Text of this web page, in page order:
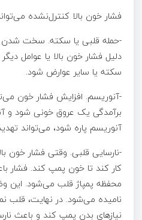
فشار خون بالا کنترل‌نشده
-حمله قلبی یا سکته. سخت
دلیل فشار خون بالا یا عوامل
سکته یا سایر عوارض شود.
-آنوریسم. افزایش فشار خون
برآمدگی یک عروق خونی شود و
آنوریسم پاره شود، می‌تواند
-نارسایی قلبی. وقتی فشار خون
کار کند تا خون پمپ کند. فشار
محفظه پمپاژ قلب می‌شود. این
نامیده می‌شود. در نهایت، قلب
نیازهای بدن پمپ کند و باعث